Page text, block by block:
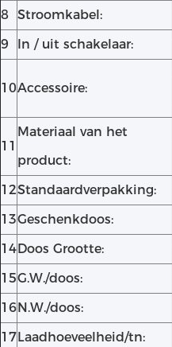
8 Stroomkabel:
9
In / uit schakelaar:
10Accessoire:
11
Materiaal van het
product:
12Standaardverpakking:
13Geschenkdoos:
14Doos Grootte:
15G.W./doos:
16N.W./doos:
17Laadhoeveelheid/tn: